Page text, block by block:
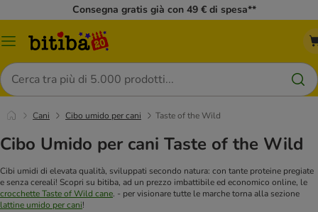
Consegna gratis già con 49 € di spesa**
Overview
Cerca
Cani Cibo umido per cani Taste of the Wild
Cibo Umido per cani Taste of the Wild
Cibi umidi di elevata qualità, sviluppati secondo natura: con tante proteine pregiate
e senza cereali! Scopri su bitiba, ad un prezzo imbattibile ed economico online, le
crocchette Taste of Wild cane. - per visionare tutte le marche torna alla sezione
lattine umido per cani!